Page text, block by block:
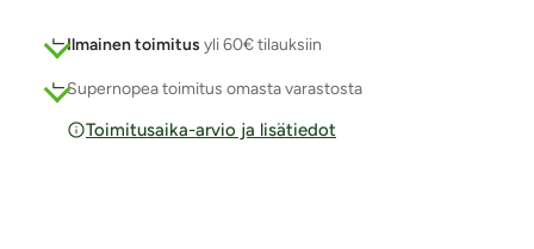
Ilmainen toimitus yli 60€ tilauksiin
Supernopea toimitus omasta varastosta
Toimitusaika-arvio ja lisätiedot